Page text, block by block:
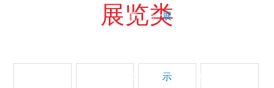
首
页
我 展
示
展览类